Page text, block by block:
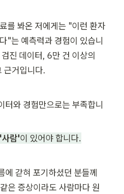
를 봐온 저에게는 "이런 환자
"는 예측력과 경험이 있습니
진 데이터, 6만 건 이상의
근거입니다.
터와 경험만으로는 부족합니
'사람'이 있어야 합니다.
에 갇혀 포기하셨던 분들께
은 증상이라도 사람마다 원